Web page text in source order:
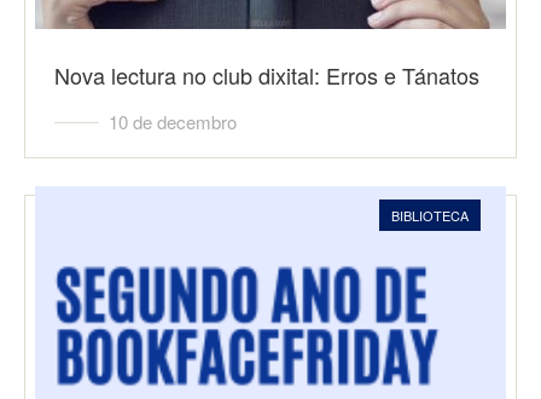
Nova lectura no club dixital: Erros e Tánatos
10 de decembro
BIBLIOTECA